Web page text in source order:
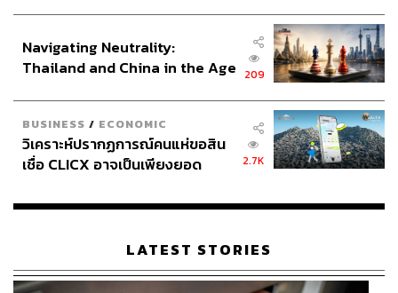
จุติ ถามในที่ประชุมว่ามีใครทราบหรือไม่ รถเก็บเชื้อโควิด
สามารถเก็บเชื้อจากคนไทยได้ 313,000 คน ซึ่งมีรถ
พระราชทาน 20 คัน มีรถขนด่วนภายใน 3 ชั่วโมง ช่วยจำกัด
การกระจายของโรคได้อย่างรวดเร็ว เงินกี่พันล้านที่รักษา
ประโยชน์ของคนไทยไว้ได้
“พ.ร.บ.นี้ ไม่ใช่แค่เปลี่ยนชื่อเฉยๆ แต่ธำรงไว้ซึ่งความที่
ประเทศชาติมั่นคง ประชาชนมีความสุข พิสูจน์แล้วว่า ไม่
ประชาชนแน่นอน”
ชลน่านหนุนเดินหน้ากรรมาธิการเต็มสภา
Navigating Neutrality:
Thailand and China in the Age
209
BUSINESS / ECONOMIC
วิเคราะห์ปรากฏการณ์คนแห่ขอสิน
เชื่อ CLICX อาจเป็นเพียงยอด
เรือนไทยที่ถูกซุกไว้
2.7K
LATEST STORIES